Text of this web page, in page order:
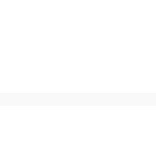
elétrica.